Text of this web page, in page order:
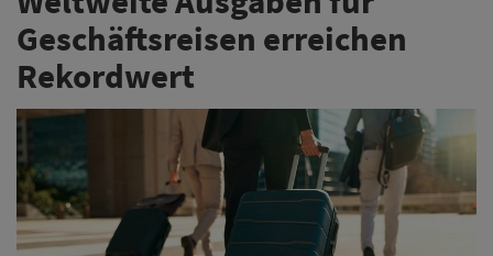
Geschäftsreisen erreichen
Rekordwert